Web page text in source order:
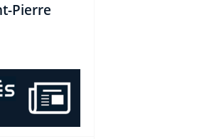
Pierre